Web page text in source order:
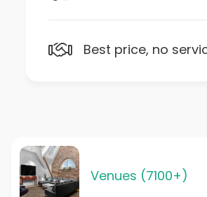
Best price, no
Venues (7100+)